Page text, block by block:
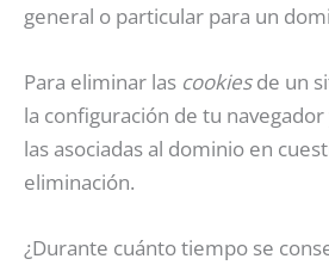
general o particular para un
Para eliminar las cookiesde un
la configuración de tu
las asociadas al dominio en
eliminación.
¿Durante cuánto tiempo se